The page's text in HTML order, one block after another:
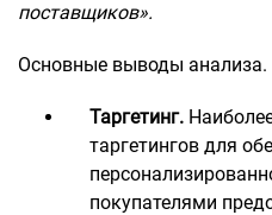
поставщиков».
Основные выводы анализа.
Таргетинг.
таргетингов для
покупателями